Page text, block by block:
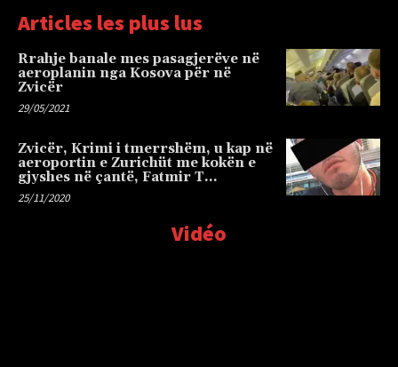
Articles les plus lus
Rrahje banale mes pasagjerëve në
aeroplanin nga Kosova për në
Zvicër
29/05/2021
Zvicër, Krimi i tmerrshëm, u kap në
aeroportin e Zurichüt me kokën e
gjyshes në çantë, Fatmir T…
25/11/2020
Vidéo